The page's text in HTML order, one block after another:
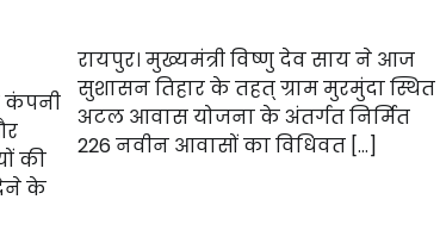
कंपनी
की
के
रायपुर। मुख्यमंत्री विष्णु देव साय ने आज
सुशासन तिहार के तहत् ग्राम मुरमुंदा स्थित
अटल आवास योजना के अंतर्गत निर्मित
226 नवीन आवासों का विधिवत […]